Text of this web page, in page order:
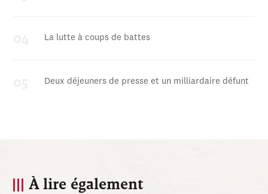
La lutte à coups de battes
Deux déjeuners de presse et un milliardaire défunt
À lire également